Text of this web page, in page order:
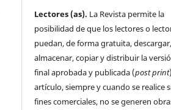
Lectores (as). La Revista permite la
posibilidad de que los lectores o
puedan, de forma gratuita, descargar,
almacenar, copiar y distribuir la
final aprobada y publicada (post print
artículo, siempre y cuando se realice
fines comerciales, no se generen